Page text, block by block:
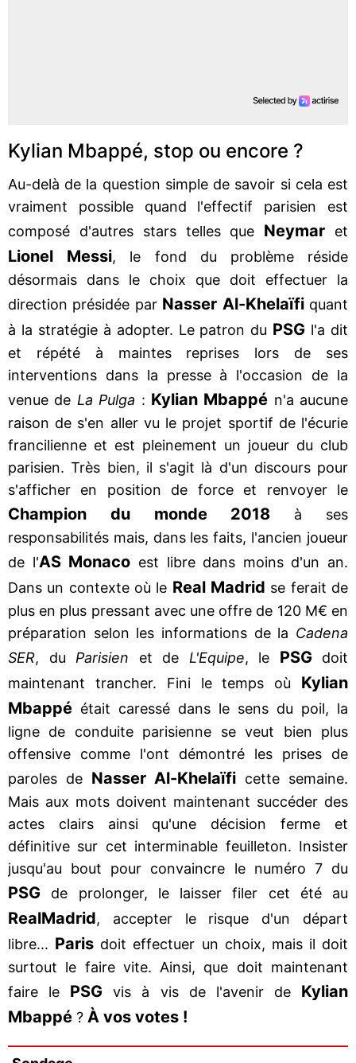
Kylian Mbappé, stop ou encore ?
Au-delà de la question simple de savoir si cela est
vraiment possible quand l'effectif parisien est
composé d'autres stars telles que Neymar et
Lionel Messi, le fond du problème réside
désormais dans le choix que doit effectuer la
direction présidée par Nasser Al-Khelaïfiquant
à la stratégie à adopter. Le patron du PSG l'a dit
et répété à maintes reprises lors de ses
interventions dans la presse à l'occasion de la
venue de La Pulga : Kylian Mbappé n'a aucune
raison de s'en aller vu le projet sportif de l'écurie
francilienne et est pleinement un joueur du club
parisien. Très bien, il s'agit là d'un discours pour
s'afficher en position de force et renvoyer le
Champion du monde 2018 à ses
responsabilités mais, dans les faits, l'ancien joueur
de l'AS Monaco est libre dans moins d'un an.
Dans un contexte où le Real Madrid se ferait de
plus en plus pressant avec une offre de 120 M€ en
préparation selon les informations de la Cadena
SER, du Parisien et de L'Equipe, le PSGdoit
maintenant trancher. Fini le temps où Kylian
Mbappé était caressé dans le sens du poil, la
ligne de conduite parisienne se veut bien plus
offensive comme l'ont démontré les prises de
paroles de Nasser Al-Khelaïfi cette semaine.
Mais aux mots doivent maintenant succéder des
actes clairs ainsi qu'une décision ferme et
définitive sur cet interminable feuilleton. Insister
jusqu'au bout pour convaincre le numéro 7 du
PSG de prolonger, le laisser filer cet été au
RealMadrid, accepter le risque d'un départ
libre... Paris doit effectuer un choix, mais il doit
surtout le faire vite. Ainsi, que doit maintenant
faire le PSG vis à vis de l'avenir de Kylian
Mbappé ? À vos votes !